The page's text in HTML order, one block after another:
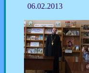
06.02.2013